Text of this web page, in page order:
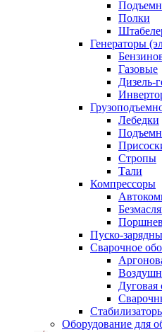
Полки
Генераторы
Газовые
Дизель-
Лебедки
Стропы
Тали
Компрессоры
Пуско-
Сварочное
Оборудование для